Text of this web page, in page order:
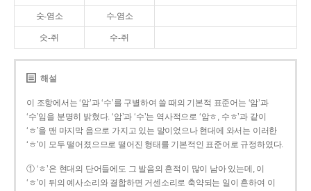
숫-염소 수-염소
숫-쥐 수-쥐
해설
이 조항에서는 ‘암’과 ‘수’를 구별하여 쓸 때의 기본적 표준어는 ‘암’과
‘수’임을 분명히 밝혔다. ‘암’과 ‘수’는 역사적으로 ‘암ㅎ, 수ㅎ’과 같이
‘ㅎ’을 맨 마지막 음으로 가지고 있는 말이었으나 현대에 와서는 이러한
‘ㅎ’이 모두 떨어졌으므로 떨어진 형태를 기본적인 표준어로 규정하였다.
① ‘ㅎ’은 현대의 단어들에도 그 발음의 흔적이 많이 남아 있는데, 이
‘ㅎ’이 뒤의 예사소리와 결합하면 거센소리로 축약되는 일이 흔하여 이